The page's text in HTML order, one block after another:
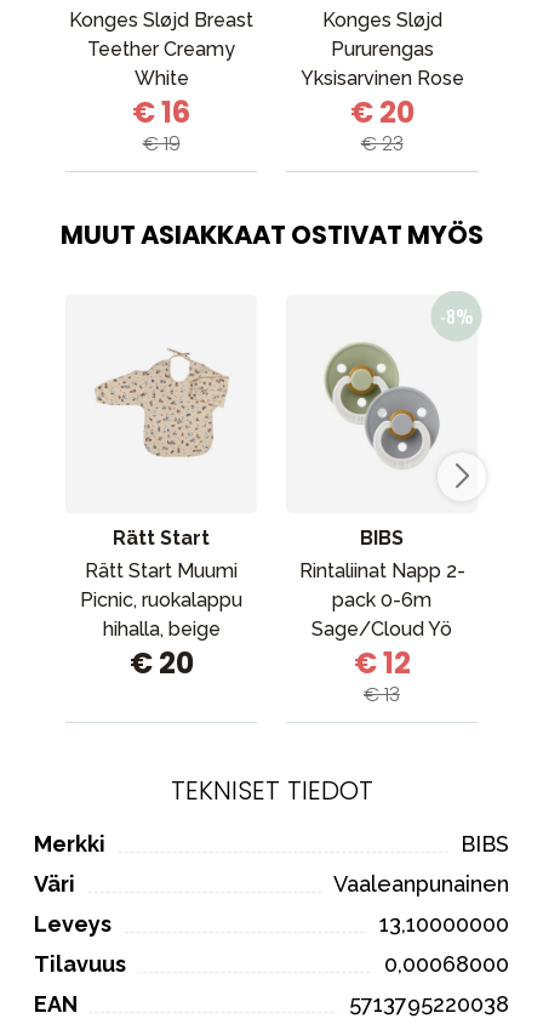
Konges Sløjd Breast
Teether Creamy
White
€ 16
€ 19
Konges Sløjd
Pururengas
Yksisarvinen Rose
€ 20
€ 23
MUUT ASIAKKAAT OSTIVAT MYÖS
Rätt Start
Rätt Start Muumi
Picnic, ruokalappu
hihalla, beige
€ 20
BIBS
Rintaliinat Napp 2-
pack 0-6m
Sage/Cloud Yö
€ 12
€ 13
TEKNISET TIEDOT
Merkki
BIBS
Väri
Vaaleanpunainen
Leveys
13,10000000
Tilavuus
0,00068000
EAN
5713795220038